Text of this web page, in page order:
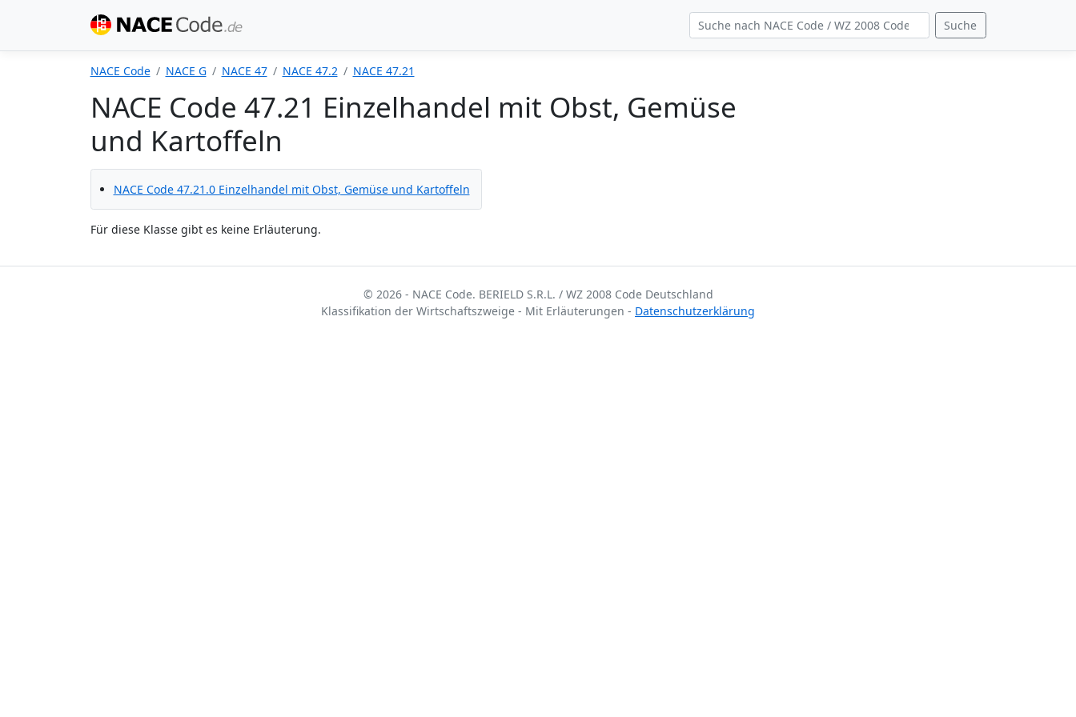
Suche
NACE Code NACE G NACE 47 NACE 47.2 NACE 47.21
NACE Code 47.21 Einzelhandel mit Obst, Gemüse
und Kartoffeln
NACE Code 47.21.0 Einzelhandel mit Obst, Gemüse und Kartoffeln
Für diese Klasse gibt es keine Erläuterung.
© 2026 - NACE Code. BERIELD S.R.L. / WZ 2008 Code Deutschland
Klassifikation der Wirtschaftszweige - Mit Erläuterungen - Datenschutzerklärung